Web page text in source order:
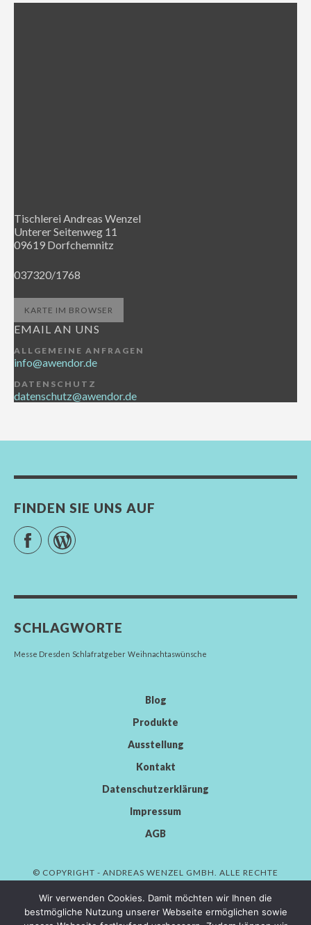
Tischlerei Andreas Wenzel
Unterer Seitenweg 11
09619 Dorfchemnitz
037320/1768
KARTE IM BROWSER
EMAIL AN UNS
ALLGEMEINE ANFRAGEN
info@awendor.de
DATENSCHUTZ
datenschutz@awendor.de
FINDEN SIE UNS AUF
FacebookWordPress
SCHLAGWORTE
Messe Dresden Schlafratgeber Weihnachtaswünsche
Blog
Produkte
Ausstellung
Kontakt
Datenschutzerklärung
Impressum
AGB
© COPYRIGHT - ANDREAS WENZEL GMBH. ALLE RECHTE
VORBEHALTEN.
Wir verwenden Cookies. Damit möchten wir Ihnen die
bestmögliche Nutzung unserer Webseite ermöglichen sowie